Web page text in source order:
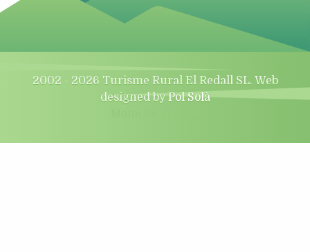
2002 - 2026 Turisme Rural El Redall SL. Web
designed byPol Solà